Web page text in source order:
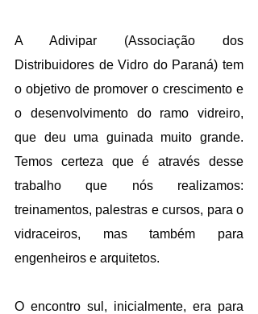
A Adivipar (Associação dos
Distribuidores de Vidro do Paraná) tem
o objetivo de promover o crescimento e
o desenvolvimento do ramo vidreiro,
que deu uma guinada muito grande.
Temos certeza que é através desse
trabalho que nós realizamos:
treinamentos, palestras e cursos, para o
vidraceiros, mas também para
engenheiros e arquitetos.
O encontro sul, inicialmente, era para